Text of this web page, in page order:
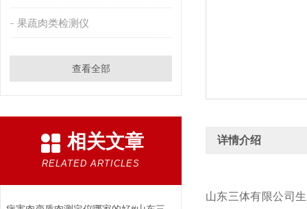
果蔬肉类检测仪
查看全部
相关文章
RELATED ARTICLES
详情介绍
山东三体有限公司